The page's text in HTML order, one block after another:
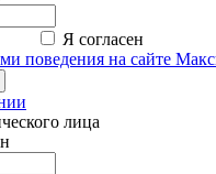
Я согласен
поведения на сайте
лица